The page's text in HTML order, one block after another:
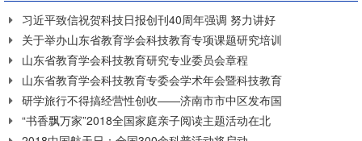
习近平致信祝贺科技日报创刊40周年强调 努力讲好
关于举办山东省教育学会科技教育专项课题研究培训
山东省教育学会科技教育研究专业委员会章程
山东省教育学会科技教育专委会学术年会暨科技教育
研学旅行不得搞经营性创收——济南市市中区发布国
“书香飘万家”2018全国家庭亲子阅读主题活动在北